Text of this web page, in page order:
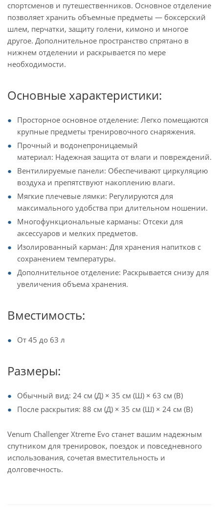
спортсменов и путешественников. Основное отделение
позволяет хранить объемные предметы — боксерский
шлем, перчатки, защиту голени, кимоно и многое
другое. Дополнительное пространство спрятано в
нижнем отделении и раскрывается по мере
необходимости.
Основные характеристики:
Просторное основное отделение: Легко помещаются
крупные предметы тренировочного снаряжения.
Прочный и водонепроницаемый
материал: Надежная защита от влаги и повреждений.
Вентилируемые панели: Обеспечивают циркуляцию
воздуха и препятствуют накоплению влаги.
Мягкие плечевые лямки: Регулируются для
максимального удобства при длительном ношении.
Многофункциональные карманы: Отсеки для
аксессуаров и мелких предметов.
Изолированный карман: Для хранения напитков с
сохранением температуры.
Дополнительное отделение: Раскрывается снизу для
увеличения объема хранения.
Вместимость:
От 45 до 63 л
Размеры:
Обычный вид: 24 см (Д) × 35 см (Ш) × 63 см (В)
После раскрытия: 88 см (Д) × 35 см (Ш) × 24 см (В)
Venum Challenger Xtreme Evo станет вашим надежным
спутником для тренировок, поездок и повседневного
использования, сочетая вместительность и
долговечность.